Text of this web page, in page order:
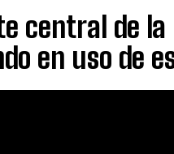
central de
en uso de